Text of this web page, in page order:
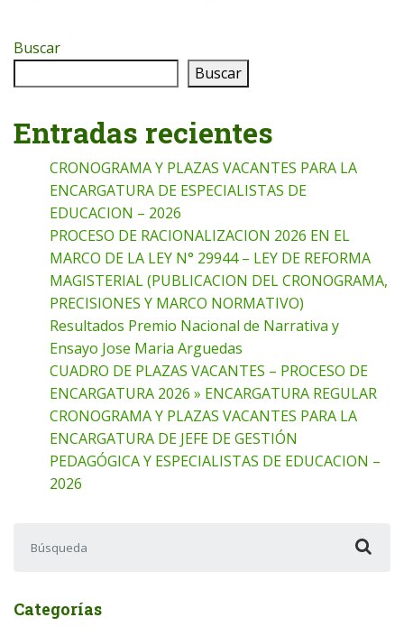
Buscar
Buscar
Entradas recientes
CRONOGRAMA Y PLAZAS VACANTES PARA LA
ENCARGATURA DE ESPECIALISTAS DE
EDUCACION – 2026
PROCESO DE RACIONALIZACION 2026 EN EL
MARCO DE LA LEY N° 29944 – LEY DE REFORMA
MAGISTERIAL (PUBLICACION DEL CRONOGRAMA,
PRECISIONES Y MARCO NORMATIVO)
Resultados Premio Nacional de Narrativa y
Ensayo Jose Maria Arguedas
CUADRO DE PLAZAS VACANTES – PROCESO DE
ENCARGATURA 2026 » ENCARGATURA REGULAR
CRONOGRAMA Y PLAZAS VACANTES PARA LA
ENCARGATURA DE JEFE DE GESTIÓN
PEDAGÓGICA Y ESPECIALISTAS DE EDUCACION –
2026
Categorías